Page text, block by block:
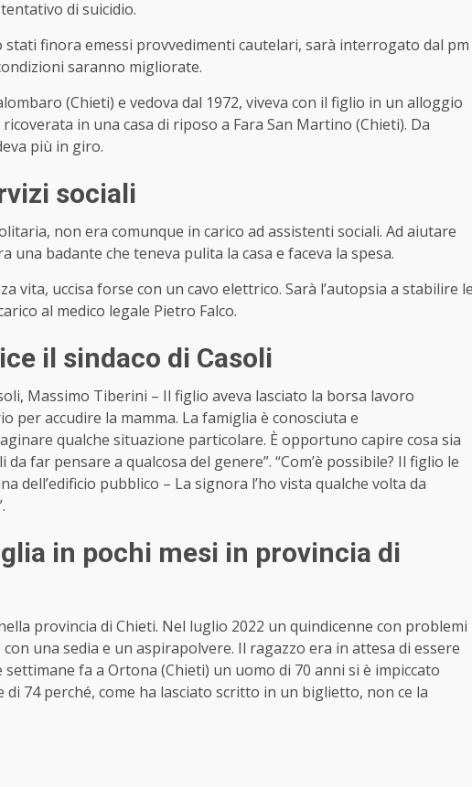
di suicidio.
stati finora emessi provvedimenti cautelari, sarà interrogato dal pm
saranno migliorate.
(Chieti) e vedova dal 1972, viveva con il figlio in un alloggio
in una casa di riposo a Fara San Martino (Chieti). Da
più in giro.
sociali
non era comunque in carico ad assistenti sociali. Ad aiutare
una badante che teneva pulita la casa e faceva la spesa.
vita, uccisa forse con un cavo elettrico. Sarà l’autopsia a stabilire
al medico legale Pietro Falco.
il sindaco di Casoli
Massimo Tiberini – Il figlio aveva lasciato la borsa lavoro
per accudire la mamma. La famiglia è conosciuta e
qualche situazione particolare. È opportuno capire cosa sia
far pensare a qualcosa del genere”. “Com’è possibile? Il figlio le
dell’edificio pubblico – La signora l’ho vista qualche volta da
in pochi mesi in provincia di
provincia di Chieti. Nel luglio 2022 un quindicenne con problemi
una sedia e un aspirapolvere. Il ragazzo era in attesa di essere
fa a Ortona (Chieti) un uomo di 70 anni si è impiccato
74 perché, come ha lasciato scritto in un biglietto, non ce la